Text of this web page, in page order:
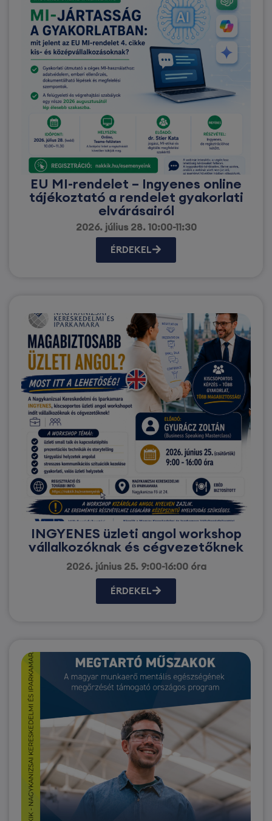
EU MI-rendelet – Ingyenes online
tájékoztató a rendelet gyakorlati
elvárásairól
2026. július 28. 10:00-11:30
ÉRDEKEL
INGYENES üzleti angol workshop
vállalkozóknak és cégvezetőknek
2026. június 25. 9:00-16:00 óra
ÉRDEKEL